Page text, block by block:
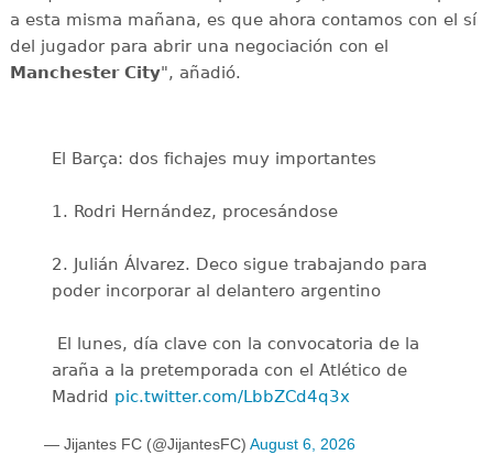
a esta misma mañana, es que ahora contamos con el sí
del jugador para abrir una negociación con el
Manchester City", añadió.
El Barça: dos fichajes muy importantes
1. Rodri Hernández, procesándose
2. Julián Álvarez. Deco sigue trabajando para
poder incorporar al delantero argentino
️ El lunes, día clave con la convocatoria de la
araña a la pretemporada con el Atlético de
Madrid pic.twitter.com/LbbZCd4q3x
— Jijantes FC (@JijantesFC) August 6, 2026